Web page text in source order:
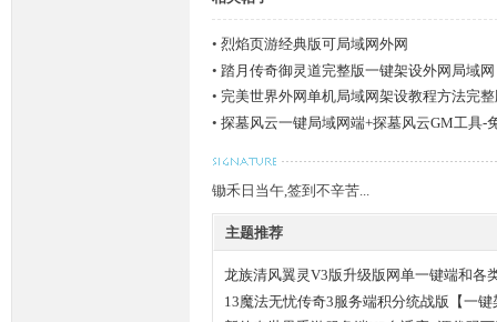
• 烈焰页游经典版可局域网外网
• 踏月传奇御灵道完整版一键架设外网局域网
• 完美世界外网单机局域网架设教程方法完
• 探墓风云一键局域网端+探墓风云GM工具-
锄禾日当午,签到不辛苦...
主题推荐
龙族清风翼灵V3版升级版网单一键端和各
13魔法无忧传奇3服务端积分统战版【一键